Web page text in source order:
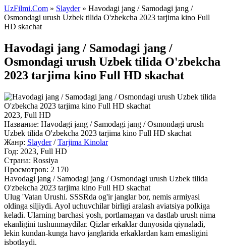
UzFilmi.Com » Slayder» Havodagi jang / Samodagi jang /
Osmondagi urush Uzbek tilida O'zbekcha 2023 tarjima kino Full
HD skachat
Havodagi jang / Samodagi jang /
Osmondagi urush Uzbek tilida O'zbekcha
2023 tarjima kino Full HD skachat
2023, Full HD
Название: Havodagi jang / Samodagi jang / Osmondagi urush
Uzbek tilida O'zbekcha 2023 tarjima kino Full HD skachat
Жанр: Slayder/Tarjima Kinolar
Год: 2023, Full HD
Страна: Rossiya
Просмотров: 2 170
Havodagi jang / Samodagi jang / Osmondagi urush Uzbek tilida
O'zbekcha 2023 tarjima kino Full HD skachat
Ulug 'Vatan Urushi. SSSRda og'ir janglar bor, nemis armiyasi
oldinga siljiydi. Ayol uchuvchilar birligi aralash aviatsiya polkiga
keladi. Ularning barchasi yosh, portlamagan va dastlab urush nima
ekanligini tushunmaydilar. Qizlar erkaklar dunyosida qiynaladi,
lekin kundan-kunga havo janglarida erkaklardan kam emasligini
isbotlaydi.